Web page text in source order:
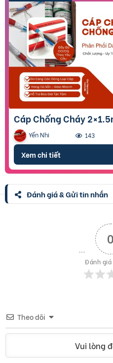
Cáp Chống Cháy
Yến Nhi 143
Xem chi tiết
Đánh giá & Gửi tin nhắn
0
Đánh
Theo dõi
Vui lòng